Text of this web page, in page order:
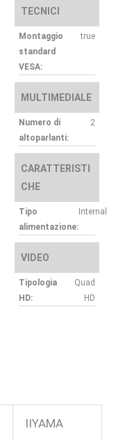
TECNICI
Montaggio
standard
VESA:
true
MULTIMEDIALE
Numero di
altoparlanti:
2
CARATTERISTI
CHE
Tipo
alimentazione:
Internal
VIDEO
Tipologia
HD:
Quad
HD
IIYAMA